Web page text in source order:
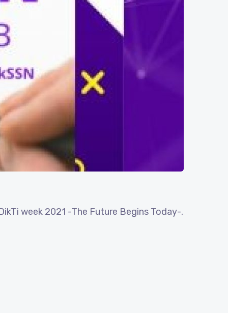
week 2021 -The Future Begins Today-.